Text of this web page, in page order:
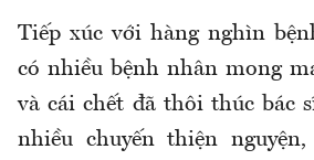
Tiếp xúc với hàng nghìn
có nhiều bệnh nhân mong
và cái chết đã thôi thúc bác
nhiều chuyến thiện